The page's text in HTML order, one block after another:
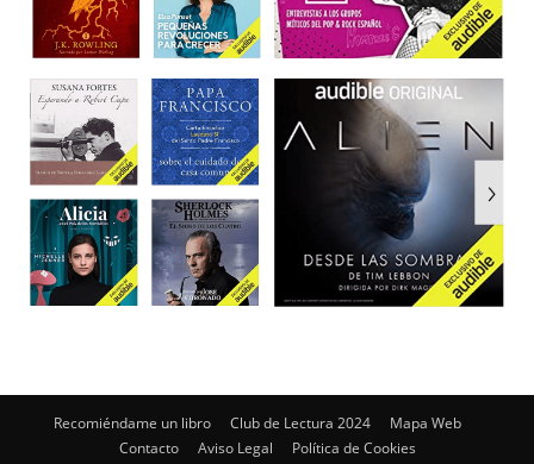
Recomiéndame un libro Club de Lectura 2024
Mapa Web
Contacto
Aviso Legal Política de Cookies